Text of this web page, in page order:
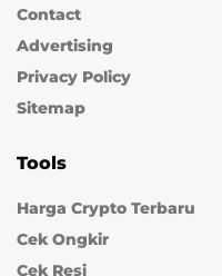
Contact
Advertising
Privacy Policy
Sitemap
Tools
Harga Crypto Terbaru
Cek Ongkir
Cek Resi